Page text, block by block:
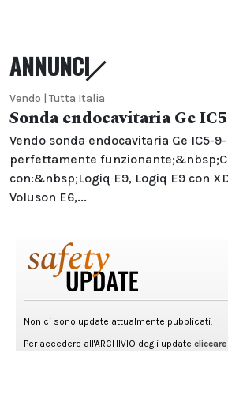
ANNUNCI
Vendo | Tutta Italia
Sonda endocavitaria Ge
Vendo sonda endocavitaria Ge IC5-
perfettamente
con:&nbsp;Logiq E9, Logiq E9 con
Voluson E6,...